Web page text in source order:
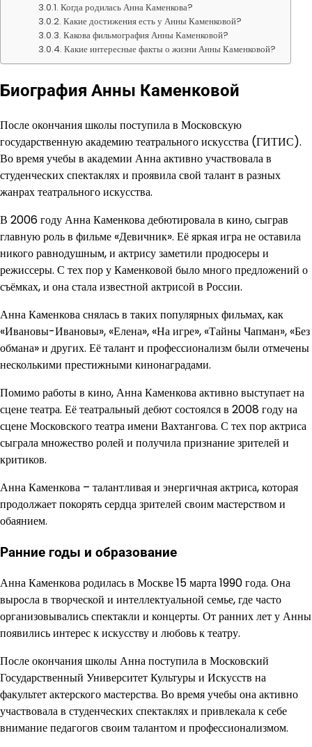
Когда родилась Анна Каменкова?
Какие достижения есть у Анны Каменковой?
Какова фильмография Анны Каменковой?
Какие интересные факты о жизни Анны Каменковой?
Биография Анны Каменковой
После окончания школы поступила в Московскую
государственную академию театрального искусства (ГИТИС).
Во время учебы в академии Анна активно участвовала в
студенческих спектаклях и проявила свой талант в разных
жанрах театрального искусства.
В 2006 году Анна Каменкова дебютировала в кино, сыграв
главную роль в фильме «Девичник». Её яркая игра не оставила
никого равнодушным, и актрису заметили продюсеры и
режиссеры. С тех пор у Каменковой было много предложений о
съёмках, и она стала известной актрисой в России.
Анна Каменкова снялась в таких популярных фильмах, как
«Ивановы-Ивановы», «Елена», «На игре», «Тайны Чапман», «Без
обмана» и других. Её талант и профессионализм были отмечены
несколькими престижными кинонаградами.
Помимо работы в кино, Анна Каменкова активно выступает на
сцене театра. Её театральный дебют состоялся в 2008 году на
сцене Московского театра имени Вахтангова. С тех пор актриса
сыграла множество ролей и получила признание зрителей и
критиков.
Анна Каменкова – талантливая и энергичная актриса, которая
продолжает покорять сердца зрителей своим мастерством и
обаянием.
Ранние годы и образование
Анна Каменкова родилась в Москве 15 марта 1990 года. Она
выросла в творческой и интеллектуальной семье, где часто
организовывались спектакли и концерты. От ранних лет у Анны
появились интерес к искусству и любовь к театру.
После окончания школы Анна поступила в Московский
Государственный Университет Культуры и Искусств на
факультет актерского мастерства. Во время учебы она активно
участвовала в студенческих спектаклях и привлекала к себе
внимание педагогов своим талантом и профессионализмом.